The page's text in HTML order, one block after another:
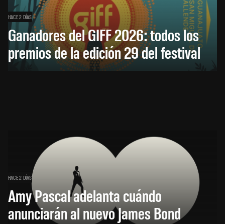
HACE 2 DÍAS
Ganadores del GIFF 2026: todos los
premios de la edición 29 del festival
HACE 2 DÍAS
Amy Pascal adelanta cuándo
anunciarán al nuevo James Bond